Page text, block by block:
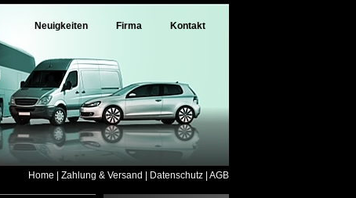
Neuigkeiten Firma Kontakt
Home Zahlung & Versand Datenschutz AGB